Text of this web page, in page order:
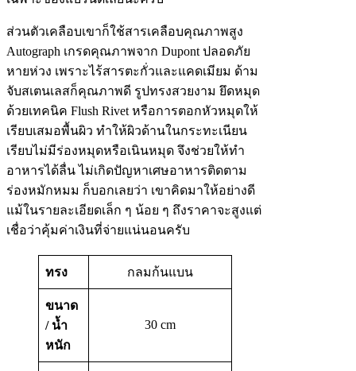
ส่วนตัวเคลือบเขาก็ใช้สารเคลือบคุณภาพสูง
Autograph เกรดคุณภาพจาก Dupont ปลอดภัย
หายห่วง เพราะไร้สารตะกั่วและแคดเมียม ด้าม
จับสเตนเลสก็คุณภาพดี รูปทรงสวยงาม ยึดหมุด
ด้วยเทคนิค Flush Rivet หรือการตอกหัวหมุดให้
เรียบเสมอพื้นผิว ทำให้ผิวด้านในกระทะเนียน
เรียบไม่มีร่องหมุดหรือเนินหมุด จึงช่วยให้ทำ
อาหารได้ลื่น ไม่เกิดปัญหาเศษอาหารติดตาม
ร่องหมักหมม ก็บอกเลยว่า เขาคิดมาให้อย่างดี
แม้ในรายละเอียดเล็ก ๆ น้อย ๆ ถึงราคาจะสูงแต่
เชื่อว่าคุ้มค่าเงินที่จ่ายแน่นอนครับ
ทรง กลมก้นแบน
ขนาด
/ น้ำ
หนัก
30 cm